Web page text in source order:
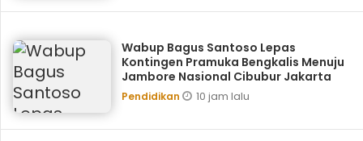
Wabup Bagus Santoso Lepas
Kontingen Pramuka Bengkalis Menuju
Jambore Nasional Cibubur Jakarta
Pendidikan 10 jam lalu